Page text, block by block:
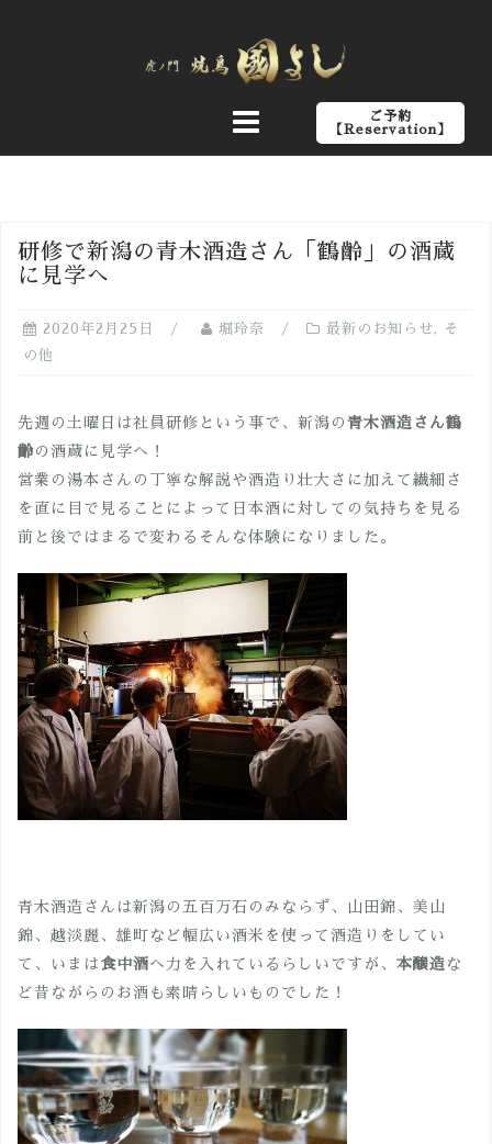
へ
ご予約
【Reservation】
研修で新潟の青木酒造さん「鶴齡」の酒蔵
に見学へ
2020年2月25日 堀玲奈 最新のお知らせ ,
そ
の他
先週の土曜日は社員研修という事で、新潟の 青木酒造さん鶴
齡の酒蔵に見学へ！
営業の湯本さんの丁寧な解説や酒造り壮大さに加えて繊細さ
を直に目で見ることによって日本酒に対しての気持ちを見る
前と後ではまるで変わるそんな体験になりました。
青木酒造さんは新潟の五百万石のみならず、山田錦、美山
錦、越淡麗、雄町など幅広い酒米を使って酒造りをしてい
て、いまは 食中酒へ力を入れているらしいですが、 本醸造 な
ど昔ながらのお酒も素晴らしいものでした！